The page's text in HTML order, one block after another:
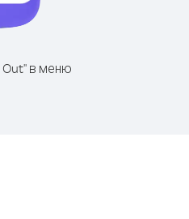
Out" в меню